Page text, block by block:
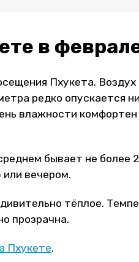
в
Пхукета. Воздух
редко опускается
влажности
бывает не более
или вечером.
тёплое.
прозрачна.
Пхукете.